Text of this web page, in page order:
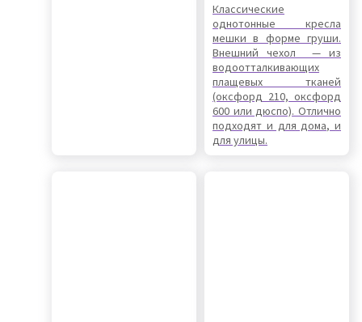
Классические
однотонные кресла
мешки в форме груши.
Внешний чехол — из
водоотталкивающих
плащевых тканей
(оксфорд 210, оксфорд
600 или дюспо). Отлично
подходят и для дома, и
для улицы.